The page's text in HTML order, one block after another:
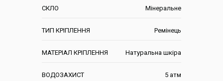
СКЛО Мінеральне
ТИП КРІПЛЕННЯ Ремінець
МАТЕРІАЛ КРІПЛЕННЯ Натуральна шкіра
ВОДОЗАХИСТ 5 атм